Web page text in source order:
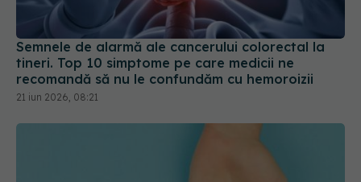
Semnele de alarmă ale cancerului colorectal la
tineri. Top 10 simptome pe care medicii ne
recomandă să nu le confundăm cu hemoroizii
21 iun 2026, 08:21